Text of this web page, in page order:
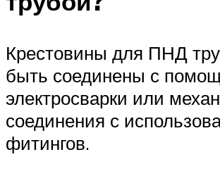
Крестовины для ПНД
быть соединены с
электросварки или
соединения с
фитингов.